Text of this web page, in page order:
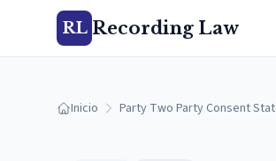
RL Recording Law
Inicio Party Two Party Consent